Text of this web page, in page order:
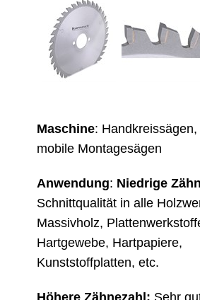
Maschine:
mobile Montagesägen
Anwendung: Niedrige
Schnittqualität in alle
Massivholz,
Hartgewebe, Hartpapiere,
Kunststoffplatten, etc.
Höhere Zähnezahl: Sehr